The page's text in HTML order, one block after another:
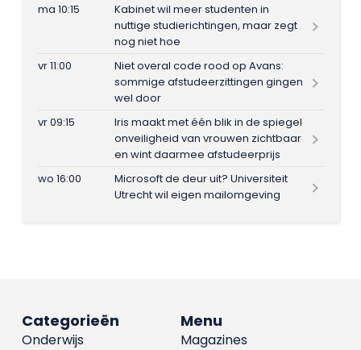
ma 10:15
Kabinet wil meer studenten in
nuttige studierichtingen, maar zegt
nog niet hoe
vr 11:00
Niet overal code rood op Avans:
sommige afstudeerzittingen gingen
wel door
vr 09:15
Iris maakt met één blik in de spiegel
onveiligheid van vrouwen zichtbaar
en wint daarmee afstudeerprijs
wo 16:00
Microsoft de deur uit? Universiteit
Utrecht wil eigen mailomgeving
Menu
Magazines
Categorieën
Onderwijs